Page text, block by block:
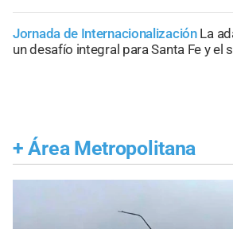
Jornada de Internacionalización La
un desafío integral para Santa Fe y el
+ Área Metropolitana